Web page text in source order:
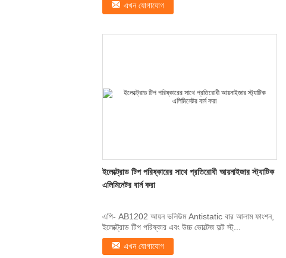
এখন যোগাযোগ
ইলেক্ট্রোড টিপ পরিষ্কারের সাথে প্রতিরোধী আয়নাইজার স্ট্যাটিক
এলিমিনেটর বার্ন করা
এপি- AB1202 আয়ন ভলিউম Antistatic বার আলাম ফাংশন,
ইলেক্ট্রোড টিপ পরিষ্কার এবং উচ্চ ভোল্টেজ ফল্ট স্ট্...
এখন যোগাযোগ